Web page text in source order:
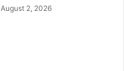
August 2, 2026